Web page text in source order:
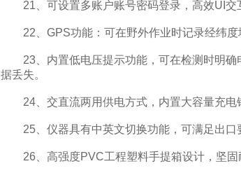
21、可设置多账户账号密码登录，高效UI交
22、GPS功能：可在野外作业时记录经纬度
23、内置低电压提示功能，可在检测时明确
据丢失。
24、交直流两用供电方式，内置大容量充电
25、仪器具有中英文切换功能，可满足出口
26、高强度PVC工程塑料手提箱设计，坚固